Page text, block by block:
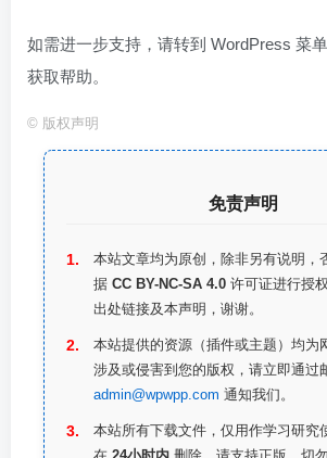
如需进一步支持，请转到 WordPress 菜
获取帮助。
© 版权声明
免责声明
本站文章均为原创，除非另有说明，
据 CC BY-NC-SA 4.0 许可证进行授
出处链接及本声明，谢谢。
本站提供的资源（插件或主题）均为
涉及或侵害到您的版权，请立即通过
admin@wpwpp.com 通知我们。
本站所有下载文件，仅用作学习研究